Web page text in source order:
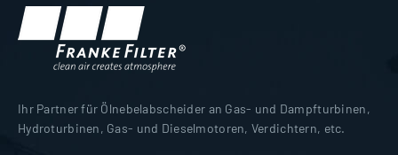
Ihr Partner für Ölnebelabscheider an Gas- und Dampfturbinen,
Hydroturbinen, Gas- und Dieselmotoren, Verdichtern, etc.